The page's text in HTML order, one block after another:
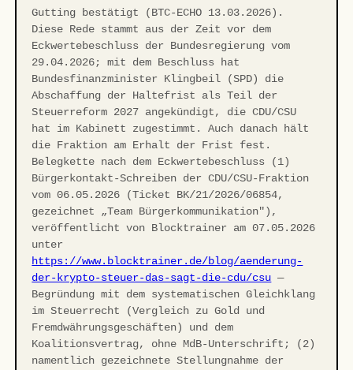
Gutting bestätigt (BTC-ECHO 13.03.2026).
Diese Rede stammt aus der Zeit vor dem
Eckwertebeschluss der Bundesregierung vom
29.04.2026; mit dem Beschluss hat
Bundesfinanzminister Klingbeil (SPD) die
Abschaffung der Haltefrist als Teil der
Steuerreform 2027 angekündigt, die CDU/CSU
hat im Kabinett zugestimmt. Auch danach hält
die Fraktion am Erhalt der Frist fest.
Belegkette nach dem Eckwertebeschluss (1)
Bürgerkontakt-Schreiben der CDU/CSU-Fraktion
vom 06.05.2026 (Ticket BK/21/2026/06854,
gezeichnet „Team Bürgerkommunikation"),
veröffentlicht von Blocktrainer am 07.05.2026
unter
https://www.blocktrainer.de/blog/aenderung-
der-krypto-steuer-das-sagt-die-cdu/csu —
Begründung mit dem systematischen Gleichklang
im Steuerrecht (Vergleich zu Gold und
Fremdwährungsgeschäften) und dem
Koalitionsvertrag, ohne MdB-Unterschrift; (2)
namentlich gezeichnete Stellungnahme der